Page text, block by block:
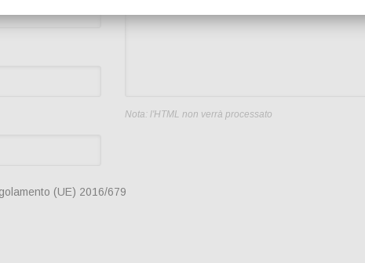
Nota: l'HTML non verrà processato
(UE) 2016/679